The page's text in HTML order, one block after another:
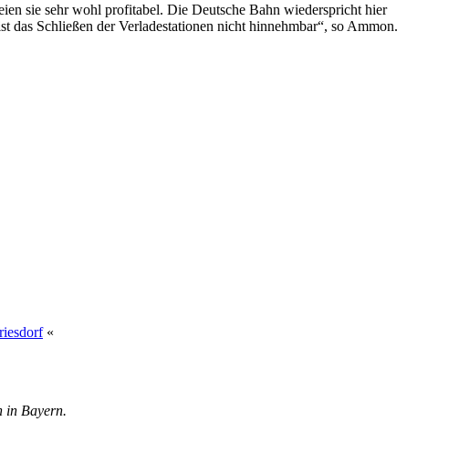
sie sehr wohl profitabel. Die Deutsche Bahn wiederspricht hier
Schließen der Verladestationen nicht hinnehmbar“, so Ammon.
«
in Bayern.